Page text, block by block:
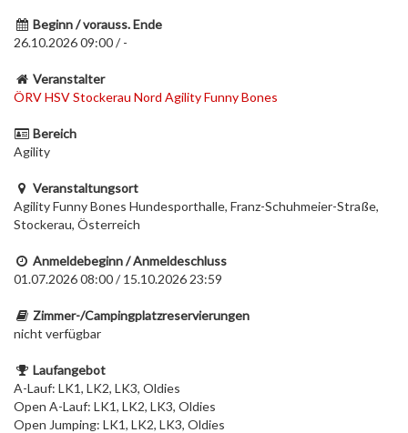
Beginn / vorauss. Ende
26.10.2026 09:00 / -
Veranstalter
ÖRV HSV Stockerau Nord Agility Funny Bones
Bereich
Agility
Veranstaltungsort
Agility Funny Bones Hundesporthalle, Franz-Schuhmeier-Straße,
Stockerau, Österreich
Anmeldebeginn / Anmeldeschluss
01.07.2026 08:00 / 15.10.2026 23:59
Zimmer-/Campingplatzreservierungen
nicht verfügbar
Laufangebot
A-Lauf: LK1, LK2, LK3, Oldies
Open A-Lauf: LK1, LK2, LK3, Oldies
Open Jumping: LK1, LK2, LK3, Oldies